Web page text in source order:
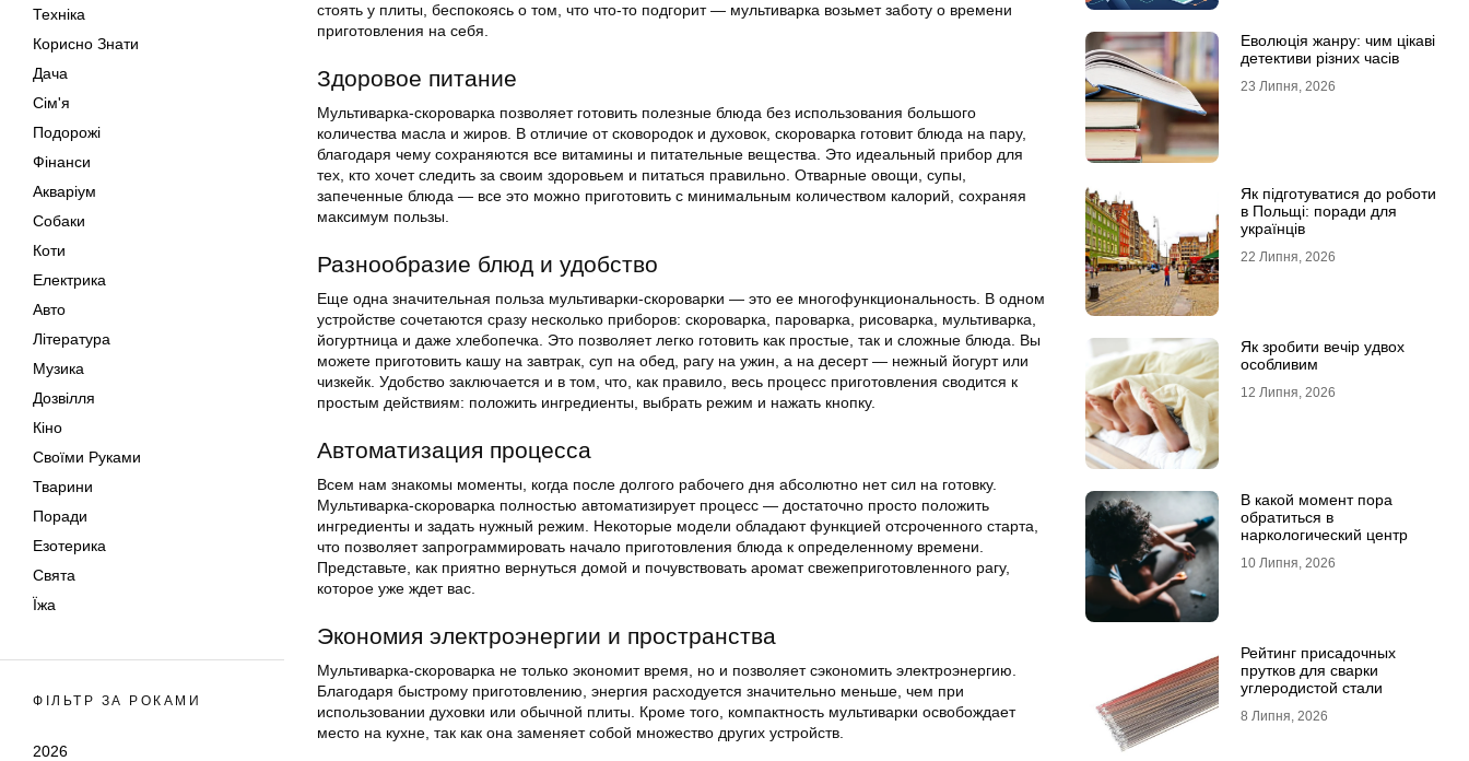
Техніка
Корисно Знати
Дача
Сім'я
Подорожі
Фінанси
Акваріум
Собаки
Коти
Електрика
Авто
Література
Музика
Дозвілля
Кіно
Своїми Руками
Тварини
Поради
Езотерика
Свята
Їжа
ФІЛЬТР ЗА РОКАМИ
2026
стоять у плиты, беспокоясь о том, что что-то подгорит — мультиварка возьмет заботу о времени
приготовления на себя.
Здоровое питание
Мультиварка-скороварка позволяет готовить полезные блюда без использования большого
количества масла и жиров. В отличие от сковородок и духовок, скороварка готовит блюда на пару,
благодаря чему сохраняются все витамины и питательные вещества. Это идеальный прибор для
тех, кто хочет следить за своим здоровьем и питаться правильно. Отварные овощи, супы,
запеченные блюда — все это можно приготовить с минимальным количеством калорий, сохраняя
максимум пользы.
Разнообразие блюд и удобство
Еще одна значительная польза мультиварки-скороварки — это ее многофункциональность. В одном
устройстве сочетаются сразу несколько приборов: скороварка, пароварка, рисоварка, мультиварка,
йогуртница и даже хлебопечка. Это позволяет легко готовить как простые, так и сложные блюда. Вы
можете приготовить кашу на завтрак, суп на обед, рагу на ужин, а на десерт — нежный йогурт или
чизкейк. Удобство заключается и в том, что, как правило, весь процесс приготовления сводится к
простым действиям: положить ингредиенты, выбрать режим и нажать кнопку.
Автоматизация процесса
Всем нам знакомы моменты, когда после долгого рабочего дня абсолютно нет сил на готовку.
Мультиварка-скороварка полностью автоматизирует процесс — достаточно просто положить
ингредиенты и задать нужный режим. Некоторые модели обладают функцией отсроченного старта,
что позволяет запрограммировать начало приготовления блюда к определенному времени.
Представьте, как приятно вернуться домой и почувствовать аромат свежеприготовленного рагу,
которое уже ждет вас.
Экономия электроэнергии и пространства
Мультиварка-скороварка не только экономит время, но и позволяет сэкономить электроэнергию.
Благодаря быстрому приготовлению, энергия расходуется значительно меньше, чем при
использовании духовки или обычной плиты. Кроме того, компактность мультиварки освобождает
место на кухне, так как она заменяет собой множество других устройств.
Еволюція жанру: чим цікаві
детективи різних часів
23 Липня, 2026
Як підготуватися до роботи
в Польщі: поради для
українців
22 Липня, 2026
Як зробити вечір удвох
особливим
12 Липня, 2026
В какой момент пора
обратиться в
наркологический центр
10 Липня, 2026
Рейтинг присадочных
прутков для сварки
углеродистой стали
8 Липня, 2026